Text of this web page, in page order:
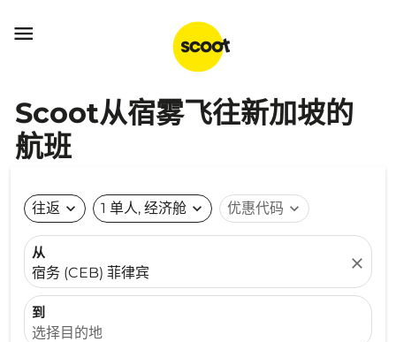

Scoot从宿雾飞往新加坡的
航班
往返 expand_more 1 单人, 经济舱 expand_more 优惠代码 expand_more
从
宿务 (CEB) 菲律宾
close
到
选择目的地